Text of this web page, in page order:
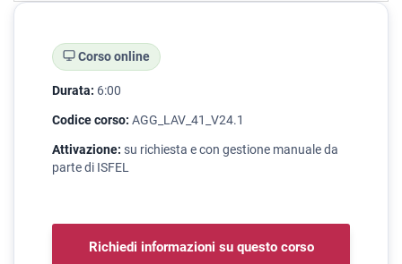
Corso online
Durata: 6:00
Codice corso: AGG_LAV_41_V24.1
Attivazione: su richiesta e con gestione manuale da
parte di ISFEL
Richiedi informazioni su questo corso